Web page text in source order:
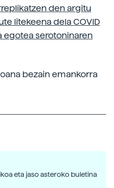
den argitu
litekeena dela COVID
egotea serotoninaren
bezain emankorra
eta jaso asteroko buletina